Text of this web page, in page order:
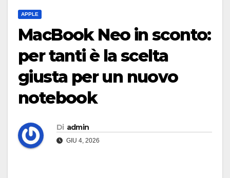
APPLE
MacBook Neo in sconto:
per tanti è la scelta
giusta per un nuovo
notebook
Di admin
GIU 4, 2026